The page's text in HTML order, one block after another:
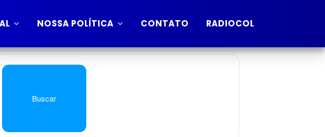
NOSSA POLÍTICA CONTATO RADIOCOL